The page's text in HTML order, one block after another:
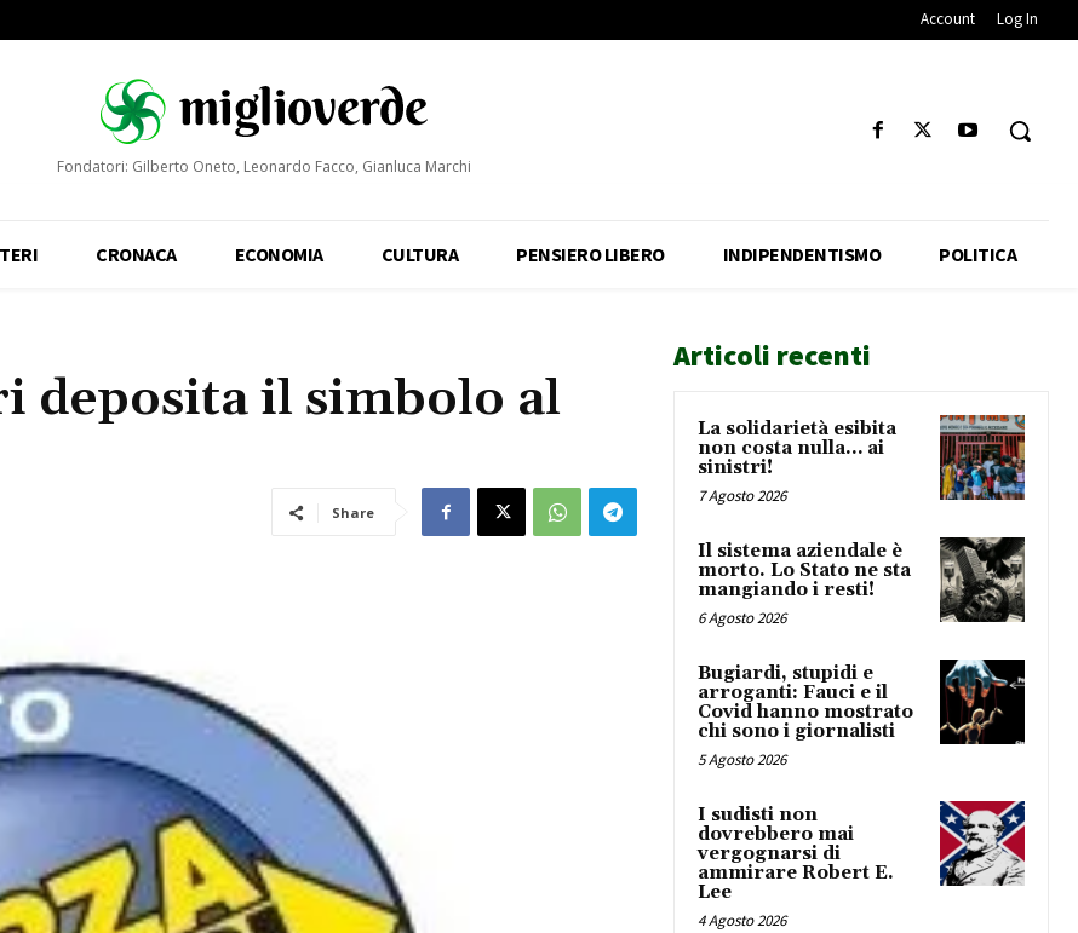
Account Log In
Fondatori: Gilberto Oneto, Leonardo Facco, Gianluca Marchi
CRONACA ECONOMIA CULTURA PENSIERO LIBERO INDIPENDENTISMO POLITICA
deposita il simbolo al
Share
Articoli recenti
La solidarietà esibita
non costa nulla… ai
sinistri!
7 Agosto 2026
Il sistema aziendale è
morto. Lo Stato ne sta
mangiando i resti!
6 Agosto 2026
Bugiardi, stupidi e
arroganti: Fauci e il
Covid hanno mostrato
chi sono i giornalisti
5 Agosto 2026
I sudisti non
dovrebbero mai
vergognarsi di
ammirare Robert E.
Lee
4 Agosto 2026